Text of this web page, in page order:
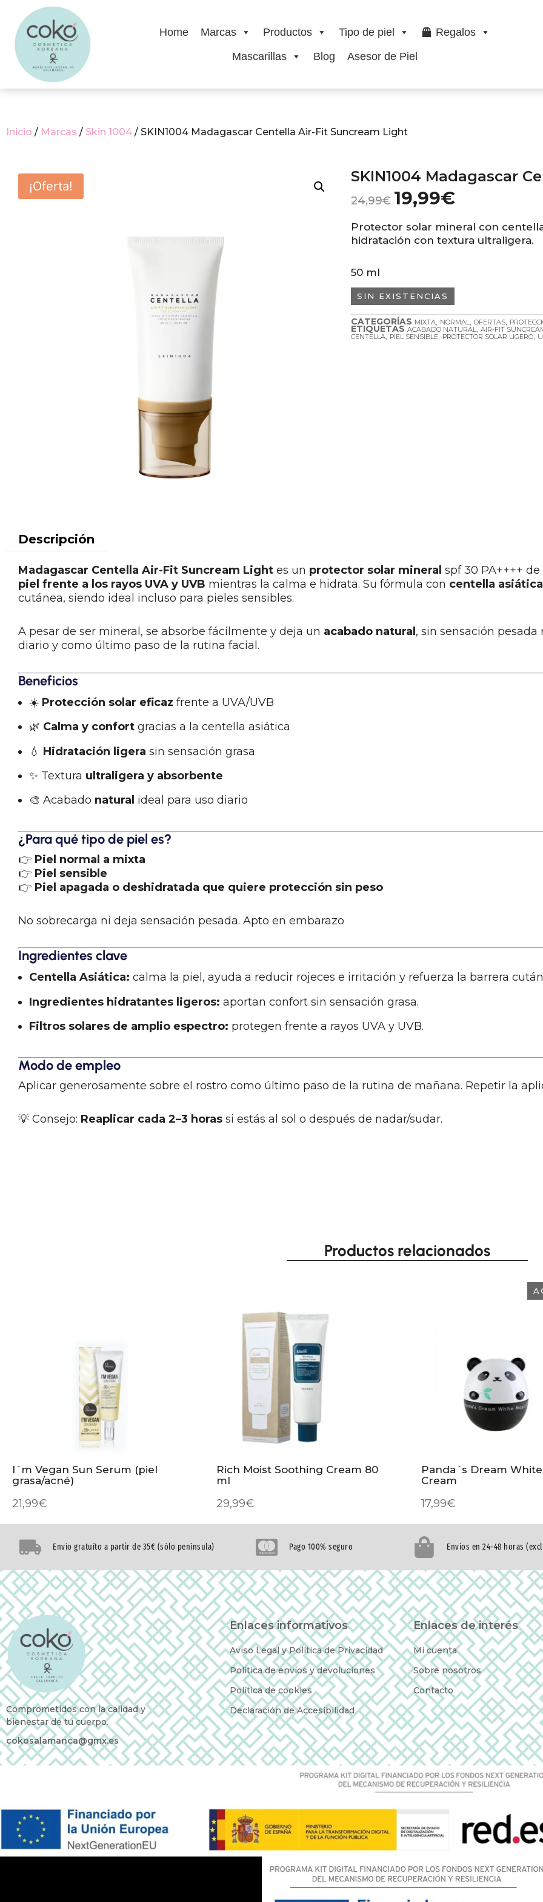
Home Marcas Productos Tipo de piel
Regalos
Mascarillas
Blog Asesor de Piel
Inicio / Marcas / Skin 1004 / SKIN1004 Madagascar Centella Air-Fit Suncream Light
¡Oferta!
SKIN1004 Madagascar
24,99€ 19,99€
Protector solar mineral con
hidratación con textura ultraligera.
50 ml
SIN EXISTENCIAS
CATEGORÍAS MIXTA, NORMAL , OFERTAS,
ETIQUETAS ACABADO NATURAL , AIR-FIT
CENTELLA, PIEL SENSIBLE, PROTECTOR SOLAR LIGERO,
Descripción
Madagascar Centella Air-Fit Suncream Light es un protector solar mineral spf 30 PA++++
piel frente a los rayos UVA y UVB mientras la calma e hidrata. Su fórmula con centella asiática
cutánea, siendo ideal incluso para pieles sensibles.
A pesar de ser mineral, se absorbe fácilmente y deja un acabado natural , sin sensación
diario y como último paso de la rutina facial.
Beneficios
☀️ Protección solar eficaz frente a UVA/UVB
🌿 Calma y confort gracias a la centella asiática
💧 Hidratación ligera sin sensación grasa
✨ Textura ultraligera y absorbente
🎨 Acabado natural ideal para uso diario
¿Para qué tipo de piel es?
👉 Piel normal a mixta
👉 Piel sensible
👉 Piel apagada o deshidratada que quiere protección sin peso
No sobrecarga ni deja sensación pesada. Apto en embarazo
Ingredientes clave
Centella Asiática: calma la piel, ayuda a reducir rojeces e irritación y refuerza la barrera
Ingredientes hidratantes ligeros: aportan confort sin sensación grasa.
Filtros solares de amplio espectro: protegen frente a rayos UVA y UVB.
Modo de empleo
Aplicar generosamente sobre el rostro como último paso de la rutina de mañana. Repetir la
💡 Consejo: Reaplicar cada 2–3 horas si estás al sol o después de nadar/sudar.
Productos relacionados
I´m Vegan Sun Serum (piel
grasa/acné)
21,99€
Rich Moist Soothing Cream 80
ml
29,99€
Panda´s Dream
Cream
17,99€
Envío gratuíto a partir de 35€ (sólo península) Pago 100% seguro Envíos en 24-48 horas
Comprometidos con la calidad y
bienestar de tu cuerpo.
cokosalamanca@gmx.es
Enlaces informativos
Aviso Legal y Política de Privacidad
Política de envíos y devoluciones
Política de cookies
Declaración de Accesibilidad
Enlaces de interés
Mi cuenta
Sobre nosotros
Contacto